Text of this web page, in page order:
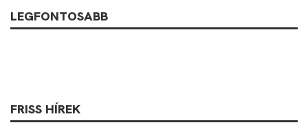
LEGFONTOSABB
FRISS HÍREK